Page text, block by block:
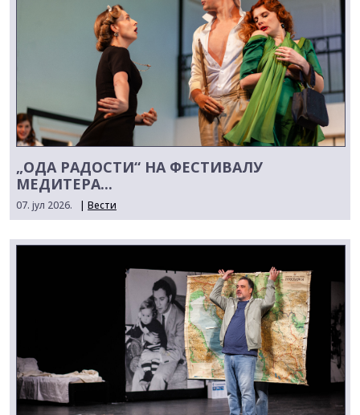
„ОДА РАДОСТИ“ НА ФЕСТИВАЛУ
МЕДИТЕРА...
07. јул 2026. | Вести